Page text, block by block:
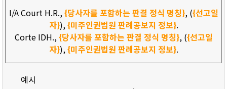
I/A Court H.R.,{당사자를 포함하는 판결 정식 명칭}, ({선고일
자}),{미주인권법원 판례공보지 정보}.
Corte IDH.,{당사자를 포함하는 판결 정식 명칭}, ({선고일
자}),{미주인권법원 판례공보지 정보}.
예시